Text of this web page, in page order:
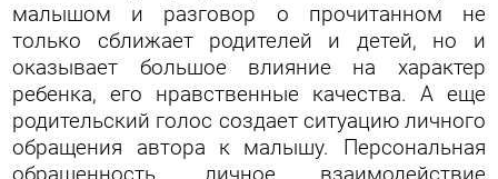
малышом и разговор о прочитанном не
только сближает родителей и детей, но и
оказывает большое влияние на характер
ребенка, его нравственные качества. А еще
родительский голос создает ситуацию личного
обращения автора к малышу. Персональная